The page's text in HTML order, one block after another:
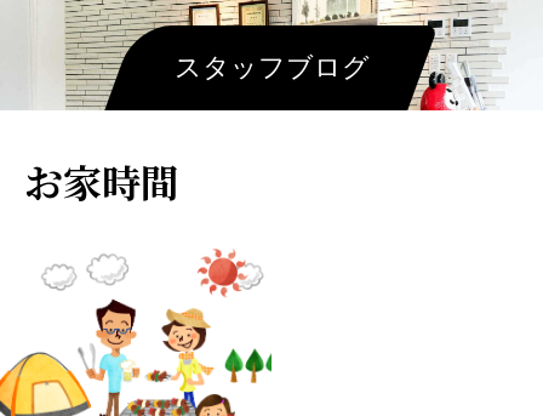
スタッフブログ
お家時間